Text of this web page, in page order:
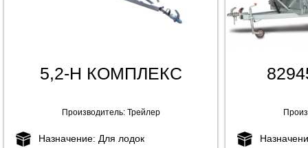
5,2-Н КОМПЛЕКС
Производитель: Трейлер
Назначение: Для лодок